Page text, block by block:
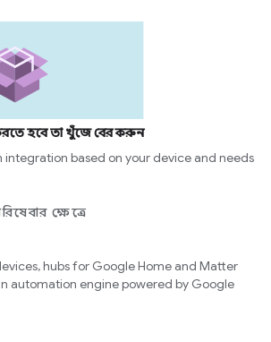
হবে তা খুঁজে বের করুন
integration based on your device and needs
ক্ষেত্রে
hubs for Google Home and Matter
automation engine powered by Google